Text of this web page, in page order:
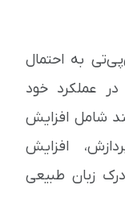
به احتمال
در عملکرد خود
شامل افزایش
افزایش
زبان طبیعی